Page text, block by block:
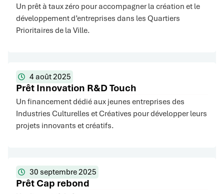
Un prêt à taux zéro pour accompagner la création et le
développement d’entreprises dans les Quartiers
Prioritaires de la Ville.
4 août 2025
Prêt Innovation R&D Touch
Un financement dédié aux jeunes entreprises des
Industries Culturelles et Créatives pour développer leurs
projets innovants et créatifs.
30 septembre 2025
Prêt Cap rebond